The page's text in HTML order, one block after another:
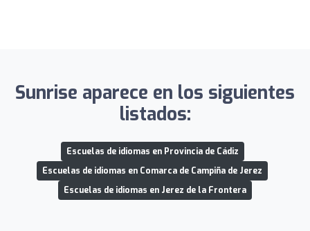
Sunrise aparece en los siguientes
listados:
Escuelas de idiomas en Provincia de Cádiz
Escuelas de idiomas en Comarca de Campiña de Jerez
Escuelas de idiomas en Jerez de la Frontera